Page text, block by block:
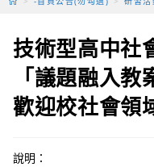
技術型高中社
「議題融入
歡迎校社會領
說明：